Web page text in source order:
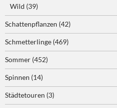
Wild (39)
Schattenpflanzen (42)
Schmetterlinge (469)
Sommer (452)
Spinnen (14)
Städtetouren (3)